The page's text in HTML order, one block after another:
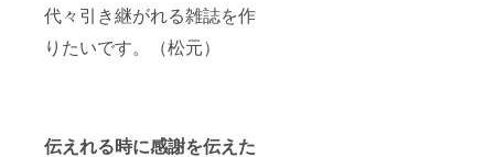
代々引き継がれる雑誌を作
りたいです。（松元）
伝えれる時に感謝を伝えた